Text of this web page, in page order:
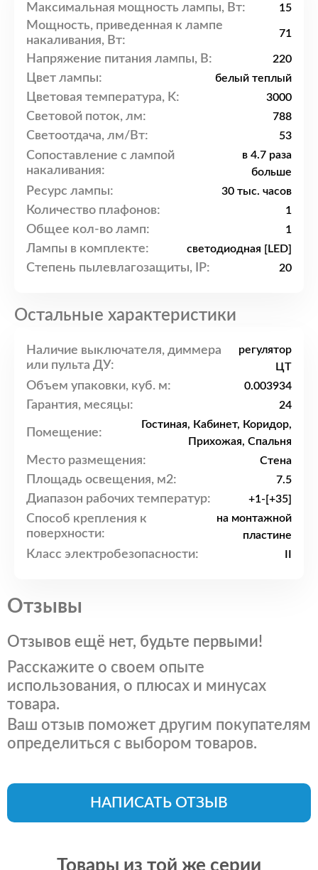
Максимальная мощность лампы, Вт: 15
Мощность, приведенная к лампе
накаливания, Вт:
71
Напряжение питания лампы, В: 220
Цвет лампы: белый теплый
Цветовая температура, K: 3000
Световой поток, лм: 788
Светоотдача, лм/Вт: 53
Сопоставление с лампой
накаливания:
в 4.7 раза
больше
Ресурс лампы: 30 тыс. часов
Количество плафонов: 1
Общее кол-во ламп: 1
Лампы в комплекте: светодиодная [LED]
Степень пылевлагозащиты, IP: 20
Остальные характеристики
Наличие выключателя, диммера
или пульта ДУ:
регулятор
ЦТ
Объем упаковки, куб. м: 0.003934
Гарантия, месяцы: 24
Помещение:
Гостиная, Кабинет, Коридор,
Прихожая, Спальня
Место размещения: Стена
Площадь освещения, м2: 7.5
Диапазон рабочих температур: +1-[+35]
Способ крепления к
поверхности:
на монтажной
пластине
Класс электробезопасности:
Отзывы
Отзывов ещё нет, будьте первыми!
Расскажите о своем опыте
использования, о плюсах и минусах
товара.
Ваш отзыв поможет другим покупателям
определиться с выбором товаров.
НАПИСАТЬ ОТЗЫВ
Товары из той же серии